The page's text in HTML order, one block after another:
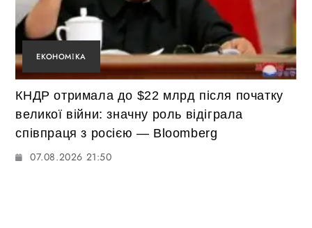
ЕКОНОМІКА
КНДР отримала до $22 млрд після початку
великої війни: значну роль відіграла
співпраця з росією — Bloomberg
07.08.2026 21:50